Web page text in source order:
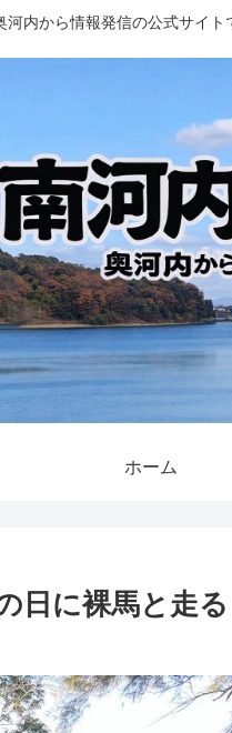
内から情報発信の公式サイ
ホーム
日に裸馬と走